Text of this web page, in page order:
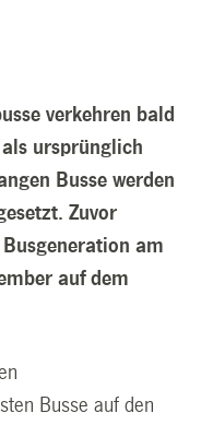
verkehren bald
ursprünglich
Busse werden
Zuvor
am
auf dem
Busse auf den